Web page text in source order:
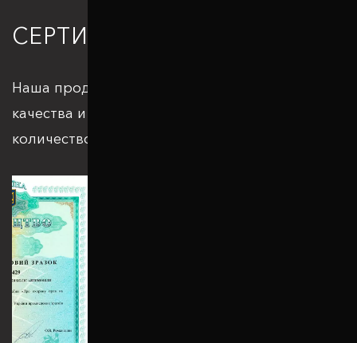
СЕРТИФИКАЦИЯ
Наша продукция отвечает всем стандартам
качества и подкрепляется большим
количеством патентов и сертификатов